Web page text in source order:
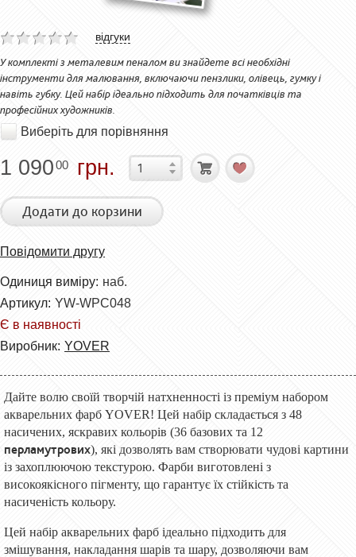
відгуки
У комплекті з металевим пеналом ви знайдете всі необхідні
інструменти для малювання, включаючи пензлики, олівець, гумку і
навіть губку. Цей набір ідеально підходить для початківців та
професійних художників.
Виберіть для порівняння
1 09000 грн.
Додати до корзини
Повідомити другу
Одиниця виміру: наб.
Артикул: YW-WPC048
Є в наявності
Виробник: YOVER
Дайте волю своїй творчій натхненності із преміум набором
акварельних фарб YOVER! Цей набір складається з 48
насичених, яскравих кольорів (36 базових та 12
перламутрових), які дозволять вам створювати чудові картини
із захоплюючою текстурою. Фарби виготовлені з
високоякісного пігменту, що гарантує їх стійкість та
насиченість кольору.
Цей набір акварельних фарб ідеально підходить для
змішування, накладання шарів та шару, дозволяючи вам